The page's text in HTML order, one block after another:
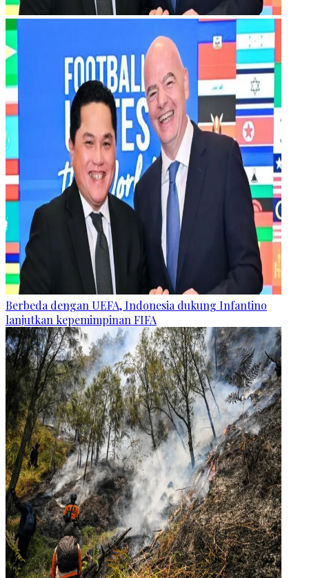
Berbeda dengan UEFA, Indonesia dukung Infantino
lanjutkan kepemimpinan FIFA